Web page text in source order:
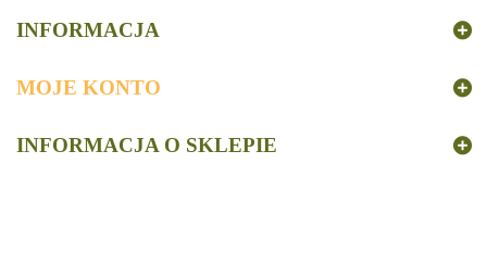
INFORMACJA
MOJE KONTO
INFORMACJA O SKLEPIE